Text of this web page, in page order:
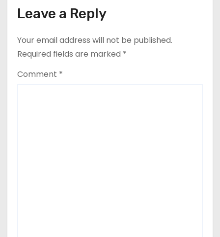
t
o
n
Leave a Reply
Your email address will not be published.
Required fields are marked *
Comment *